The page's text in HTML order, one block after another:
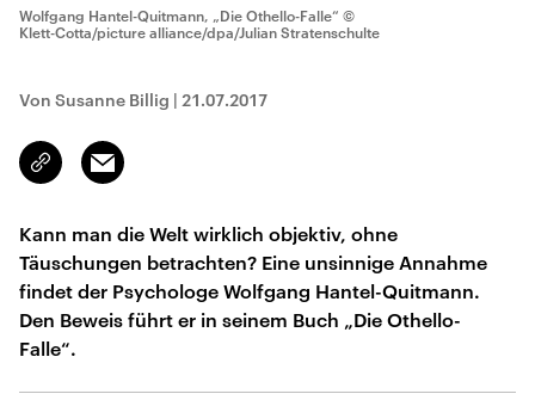
Wolfgang Hantel-Quitmann, „Die Othello-Falle“ ©
Klett-Cotta/picture alliance/dpa/Julian Stratenschulte
Von Susanne Billig | 21.07.2017
Link
kopieren/teilen
Email
Kann man die Welt wirklich objektiv, ohne
Täuschungen betrachten? Eine unsinnige Annahme
findet der Psychologe Wolfgang Hantel-Quitmann.
Den Beweis führt er in seinem Buch „Die Othello-
Falle“.